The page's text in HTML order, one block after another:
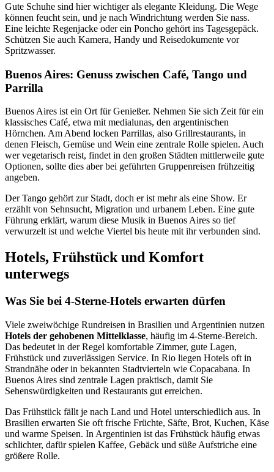
Gute Schuhe sind hier wichtiger als elegante Kleidung. Die Wege
können feucht sein, und je nach Windrichtung werden Sie nass.
Eine leichte Regenjacke oder ein Poncho gehört ins Tagesgepäck.
Schützen Sie auch Kamera, Handy und Reisedokumente vor
Spritzwasser.
Buenos Aires: Genuss zwischen Café, Tango und
Parrilla
Buenos Aires ist ein Ort für Genießer. Nehmen Sie sich Zeit für ein
klassisches Café, etwa mit medialunas, den argentinischen
Hörnchen. Am Abend locken Parrillas, also Grillrestaurants, in
denen Fleisch, Gemüse und Wein eine zentrale Rolle spielen. Auch
wer vegetarisch reist, findet in den großen Städten mittlerweile gute
Optionen, sollte dies aber bei geführten Gruppenreisen frühzeitig
angeben.
Der Tango gehört zur Stadt, doch er ist mehr als eine Show. Er
erzählt von Sehnsucht, Migration und urbanem Leben. Eine gute
Führung erklärt, warum diese Musik in Buenos Aires so tief
verwurzelt ist und welche Viertel bis heute mit ihr verbunden sind.
Hotels, Frühstück und Komfort
unterwegs
Was Sie bei 4-Sterne-Hotels erwarten dürfen
Viele zweiwöchige Rundreisen in Brasilien und Argentinien nutzen
Hotels der gehobenen Mittelklasse, häufig im 4-Sterne-Bereich.
Das bedeutet in der Regel komfortable Zimmer, gute Lagen,
Frühstück und zuverlässigen Service. In Rio liegen Hotels oft in
Strandnähe oder in bekannten Stadtvierteln wie Copacabana. In
Buenos Aires sind zentrale Lagen praktisch, damit Sie
Sehenswürdigkeiten und Restaurants gut erreichen.
Das Frühstück fällt je nach Land und Hotel unterschiedlich aus. In
Brasilien erwarten Sie oft frische Früchte, Säfte, Brot, Kuchen, Käse
und warme Speisen. In Argentinien ist das Frühstück häufig etwas
schlichter, dafür spielen Kaffee, Gebäck und süße Aufstriche eine
größere Rolle.